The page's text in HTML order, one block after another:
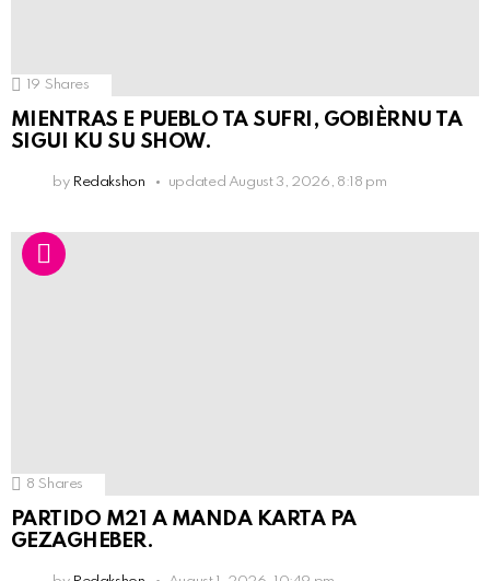
19 Shares
MIENTRAS E PUEBLO TA SUFRI, GOBIÈRNU TA
SIGUI KU SU SHOW.
by Redakshon updated August 3, 2026, 8:18 pm
8 Shares
PARTIDO M21 A MANDA KARTA PA
GEZAGHEBER.